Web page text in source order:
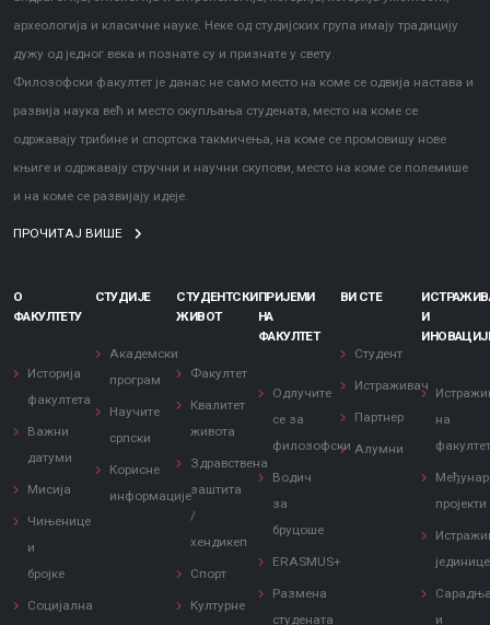
археологија и класичне науке. Неке од студијских група имају традицију
дужу од једног века и познате су и признате у свету.
Филозофски факултет је данас не само место на коме се одвија настава и
развија наука већ и место окупљања студената, место на коме се
одржавају трибине и спортска такмичења, на коме се промовишу нове
књиге и одржавају стручни и научни скупови, место на коме се полемише
и на коме се развијају идеје.
ПРОЧИТАЈ ВИШЕ
О
ФАКУЛТЕТУ
Историја
факултета
Важни
датуми
Мисија
Чињенице
и
бројке
Социјална
СТУДИЈЕ
Академски
програм
Научите
српски
Корисне
информације
СТУДЕНТСКИ
ЖИВОТ
Факултет
Квалитет
живота
Здравствена
заштита
/
хендикеп
Спорт
Културне
ПРИЈЕМИ
НА
ФАКУЛТЕТ
Одлучите
се за
филозофски
Водич
за
бруцоше
ERASMUS+
Размена
студената
ВИ СТЕ
Студент
Истраживач
Партнер
Алумни
И
на
пројекти
јединице
и